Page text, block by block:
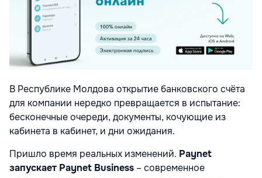
В Республике Молдова открытие банковского счёта
для компании нередко превращается в испытание:
бесконечные очереди, документы, кочующие из
кабинета в кабинет, и дни ожидания.
Пришло время реальных изменений. Paynet
запускает Paynet Business – современное